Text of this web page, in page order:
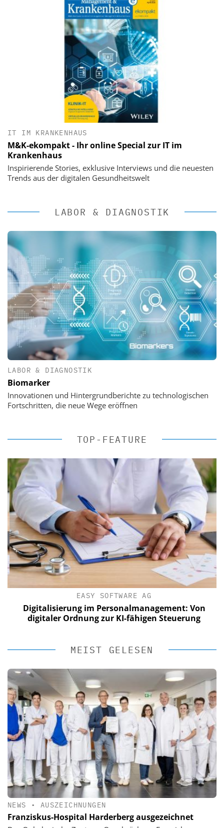
IT IM KRANKENHAUS
M&K-ekompakt - Ihr online Special zur IT im
Krankenhaus
Inspirierende Stories, exklusive Interviews und die neuesten
Trends aus der digitalen Gesundheitswelt
LABOR & DIAGNOSTIK
LABOR & DIAGNOSTIK
Biomarker
Innovationen und Hintergrundberichte zu technologischen
Fortschritten, die neue Wege eröffnen
TOP-FEATURE
EASY SOFTWARE AG
Digitalisierung im Personalmanagement: Von
digitaler Ordnung zur KI-fähigen Steuerung
MEIST GELESEN
NEWS • AUSZEICHNUNGEN
Franziskus-Hospital Harderberg ausgezeichnet